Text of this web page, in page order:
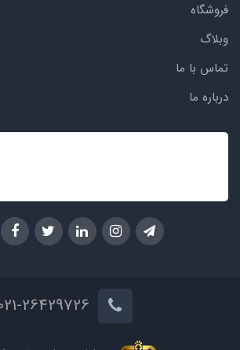
فروشگاه
وبلاگ
تماس با ما
درباره ما